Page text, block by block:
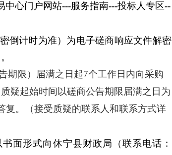
中心门户网站---服务指南---投标人专区--
倒计时为准）为电子磋商响应文件解密
期限）届满之日起7个工作日内向采购
疑起始时间以磋商公告期限届满之日为
复。（接受质疑的联系人和联系方式详
面形式向 休宁县财政局 （联系电话：